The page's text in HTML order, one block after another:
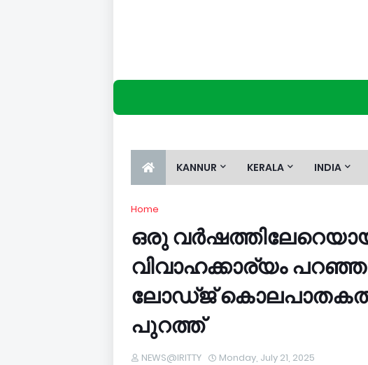
KANNUR KERALA INDIA
Home
ഒരു
വിവാഹക്കാര്യം
ലോഡ്ജ്
പുറത്ത്
NEWS@IRITTY Monday, July 21, 2025